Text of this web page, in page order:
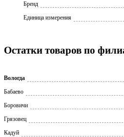
Бренд
Единица измерения
Остатки товаров по
Вологда
Бабаево
Боровичи
Грязовец
Кадуй